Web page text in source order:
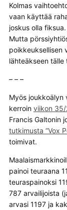
Kolmas
vaan käyttää
joskus olla
Mutta
poikkeuksellisen
lähteäkseen tälle
– – –
Myös joukkoälyn
kerroin viikon 35/
Francis Galtonin
tutkimusta ”Vox
toimivat.
painoi teuraana
teuraspainoksi
787 arvailijoista
arvasi 1197 ja